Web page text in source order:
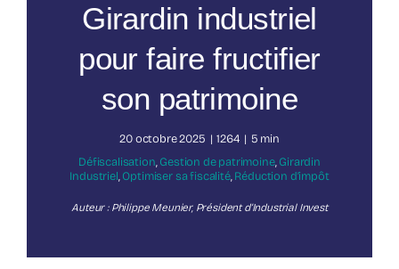
Nos publications
Girardin industriel
pour faire fructifier
son patrimoine
20 octobre 2025 | 1264 | 5 min
Défiscalisation,Gestion de patrimoine,Girardin
Industriel,Optimiser sa fiscalité,Réduction d’impôt
Auteur : Philippe Meunier, Président d’Industrial Invest